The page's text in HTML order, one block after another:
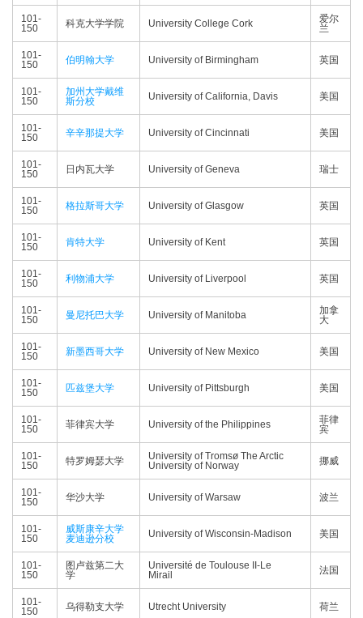
101-
150
科克大学学院 University College Cork
爱尔
兰
101-
150
伯明翰大学 University of Birmingham 英国
101-
150
加州大学戴维
斯分校
University of California, Davis 美国
101-
150
辛辛那提大学 University of Cincinnati 美国
101-
150
日内瓦大学 University of Geneva 瑞士
101-
150
格拉斯哥大学 University of Glasgow 英国
101-
150
肯特大学 University of Kent 英国
101-
150
利物浦大学 University of Liverpool 英国
101-
150
曼尼托巴大学 University of Manitoba
加拿
大
101-
150
新墨西哥大学 University of New Mexico 美国
101-
150
匹兹堡大学 University of Pittsburgh 美国
101-
150
菲律宾大学 University of the Philippines
菲律
宾
101-
150
特罗姆瑟大学
University of Tromsø The Arctic
University of Norway
挪威
101-
150
华沙大学 University of Warsaw 波兰
101-
150
威斯康辛大学
麦迪逊分校
University of Wisconsin-Madison 美国
101-
150
图卢兹第二大
学
Université de Toulouse II-Le
Mirail
法国
101-
150
乌得勒支大学 Utrecht University 荷兰